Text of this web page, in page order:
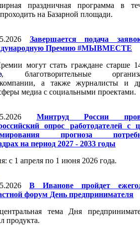
праздничная программа в
проходить на Базарной площади.
Завершается подача
Премию #МЫВМЕСТЕ
могут стать граждане старше
благотворительные
компании, а также журналисты и
медиа с социальными проектами.
Минтруд России
опрос работодателей с
прогноза
на период 2027 - 2033 годы
с 1 апреля по 1 июня 2026 года.
В Иванове пройдет
форум День предпринимателя
тема Дня
продукта.